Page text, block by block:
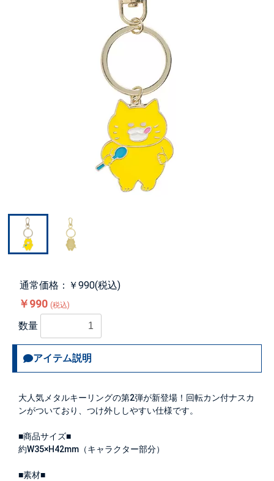
通常価格：￥990(税込)
￥990 (税込)
数量
アイテム説明
大人気メタルキーリングの第2弾が新登場！回転カン付ナスカ
ンがついており、つけ外ししやすい仕様です。
■商品サイズ■
約W35×H42mm（キャラクター部分）
■素材■